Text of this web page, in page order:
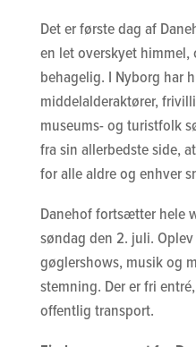
Det er første dag af
en let overskyet
behagelig. I Nyborg har
middelalderaktører,
museums- og turistfolk
fra sin allerbedste side,
for alle aldre og enhver
Danehof fortsætter hele
søndag den 2. juli.
gøglershows, musik og
stemning. Der er fri
offentlig transport.